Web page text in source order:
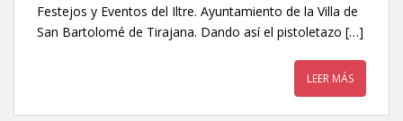
Festejos y Eventos del Iltre. Ayuntamiento de la Villa de
San Bartolomé de Tirajana. Dando así el pistoletazo […]
LEER MÁS